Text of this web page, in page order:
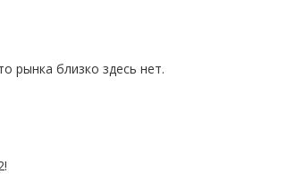
рынка близко здесь нет.